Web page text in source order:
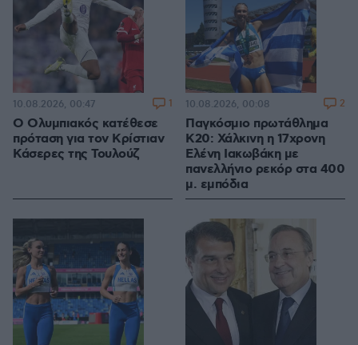
O Ολυμπιακός κατέθεσε
πρόταση για τον Κρίστιαν
Κάσερες της Τουλούζ
10.08.2026, 00:47 1
Παγκόσμιο πρωτάθλημα
Κ20: Χάλκινη η 17χρονη
Ελένη Ιακωβάκη με
πανελλήνιο ρεκόρ στα 400
μ. εμπόδια
10.08.2026, 00:08 2